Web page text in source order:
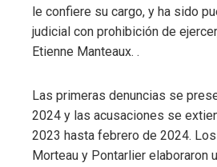
le confiere su cargo, y ha sido
judicial con prohibición de
Etienne Manteaux. .
Las primeras denuncias se
2024 y las acusaciones se
2023 hasta febrero de 2024.
Morteau y Pontarlier elaboraron